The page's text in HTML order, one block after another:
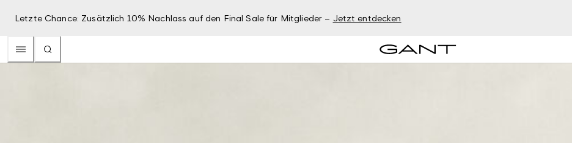
Letzte Chance: Zusätzlich 10% Nachlass auf den Final Sale für Mitglieder – Jetzt entdecken